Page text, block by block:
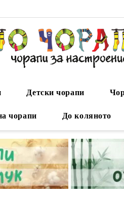
Детски чорапи
чорапи До коляното